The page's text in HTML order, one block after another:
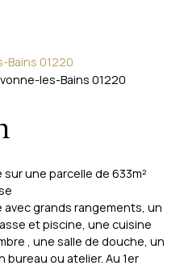
Bains 01220
les-Bains 01220
une parcelle de 633m²
grands rangements, un
et piscine, une cuisine
, une salle de douche, un
bureau ou atelier. Au 1er